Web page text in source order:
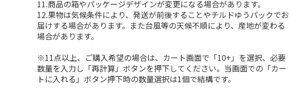
11.商品の箱やパッケージデザインが変更になる場合があります。
12.果物は気候条件により、発送が前後することやチルドゆうパックでお
届けする場合があります。また台風等の天候不順により、産地が変わる
場合があります。
※11点以上、ご購入希望の場合は、カート画面で「10+」を選択、必要
数量を入力し「再計算」ボタンを押下してください。当画面での「カー
トに入れる」ボタン押下時の数量選択は1個で結構です。